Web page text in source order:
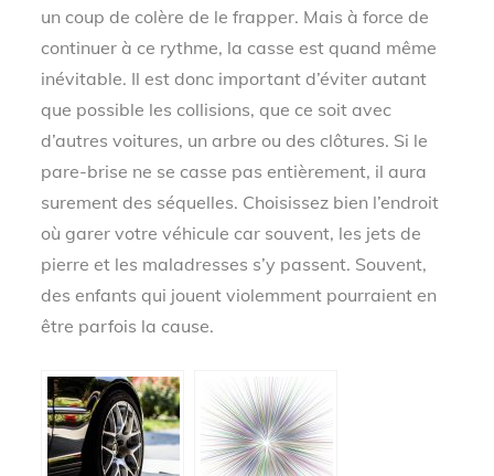
un coup de colère de le frapper. Mais à force de
continuer à ce rythme, la casse est quand même
inévitable. Il est donc important d’éviter autant
que possible les collisions, que ce soit avec
d’autres voitures, un arbre ou des clôtures. Si le
pare-brise ne se casse pas entièrement, il aura
surement des séquelles. Choisissez bien l’endroit
où garer votre véhicule car souvent, les jets de
pierre et les maladresses s’y passent. Souvent,
des enfants qui jouent violemment pourraient en
être parfois la cause.